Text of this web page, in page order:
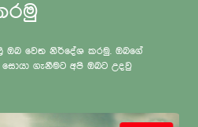
ඔබ වෙත නිර්දේශ කරමු. ඔබගේ
ගැනීමට අපි ඔබට උදවු